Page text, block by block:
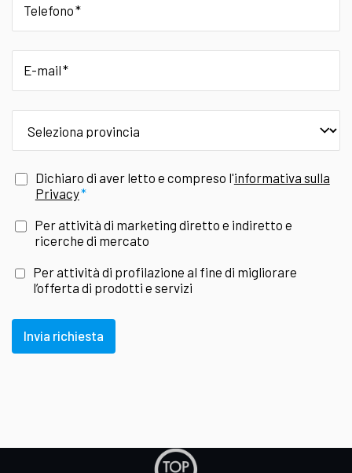
Telefono
E-mail
Dichiaro di aver letto e compreso l'informativa sulla
Privacy
Per attività di marketing diretto e indiretto e
ricerche di mercato
Per attività di profilazione al fine di migliorare
l’offerta di prodotti e servizi
Invia richiesta